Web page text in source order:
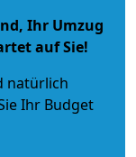
Ihr Umzug
auf Sie!
natürlich
Ihr Budget